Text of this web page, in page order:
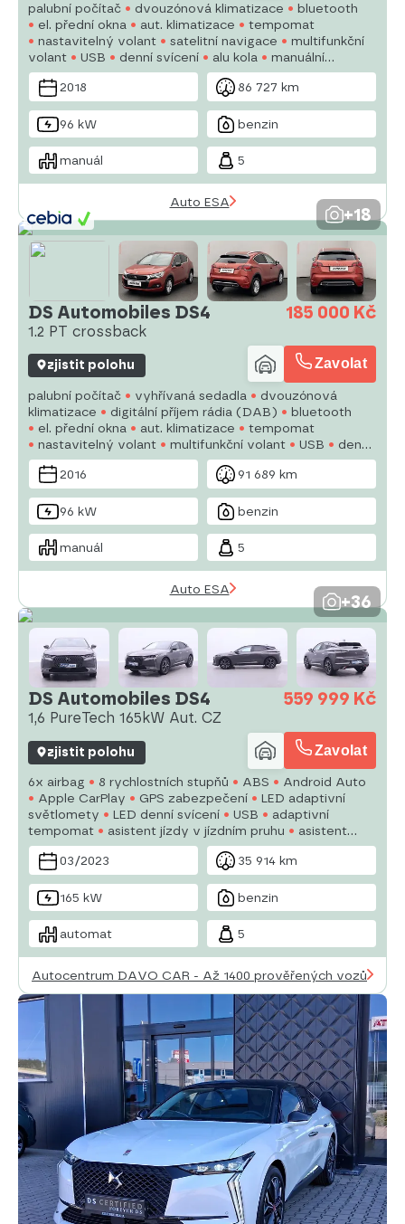
palubní počítač dvouzónová klimatizace
bluetooth
el. přední okna
aut. klimatizace
tempomat
nastavitelný volant
satelitní navigace
multifunkční
volant
USB denní svícení alu kola
manuální
převodovka
el. zrcátka
posilovač řízení
2018
86 727 km
96 kW benzin
manuál 5
Auto ESA
+18
DS Automobiles DS4
1.2 PT crossback
185 000 Kč
zjistit polohu Zavolat
palubní počítač vyhřívaná sedadla
dvouzónová
klimatizace
digitální příjem rádia (DAB)
bluetooth
el. přední okna
aut. klimatizace
tempomat
nastavitelný volant
multifunkční volant USB
denní
svícení
alu kola manuální převodovka
el. zrcátka
2016
91 689 km
96 kW benzin
manuál 5
Auto ESA
+36
DS Automobiles DS4
1,6 PureTech 165kW Aut. CZ
559 999 Kč
zjistit polohu Zavolat
6x airbag 8 rychlostních stupňů ABS
Android Auto
Apple CarPlay
GPS zabezpečení
LED adaptivní
světlomety
LED denní svícení USB
adaptivní
tempomat
asistent jízdy v jízdním pruhu
asistent
rozjezdu do kopce (HSA)
aut. aktivace výstražných
světlometů
aut. převodovka
03/2023 35 914 km
165 kW benzin
automat 5
Autocentrum DAVO CAR - Až 1400 prověřených vozů